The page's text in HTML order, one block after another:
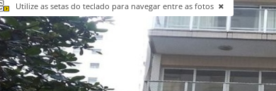
Utilize as setas do teclado para navegar entre as fotos